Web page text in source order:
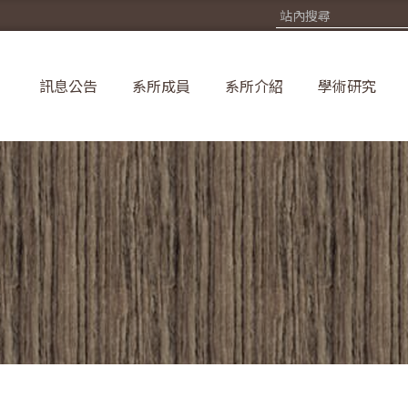
訊息公告 系所成員 系所介紹 學術研究